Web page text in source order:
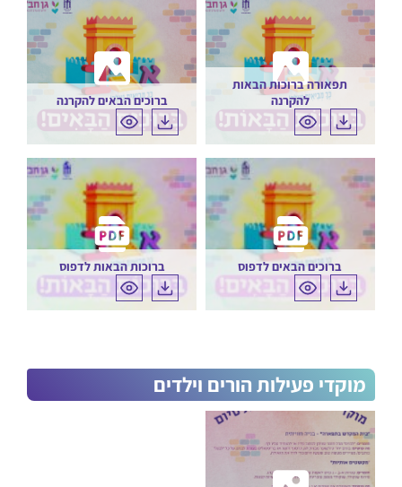
תפאורה ברוכות הבאות
להקרנה
ברוכים הבאים להקרנה
ברוכים הבאים לדפוס ברוכות הבאות לדפוס
מוקדי פעילות הורים וילדים